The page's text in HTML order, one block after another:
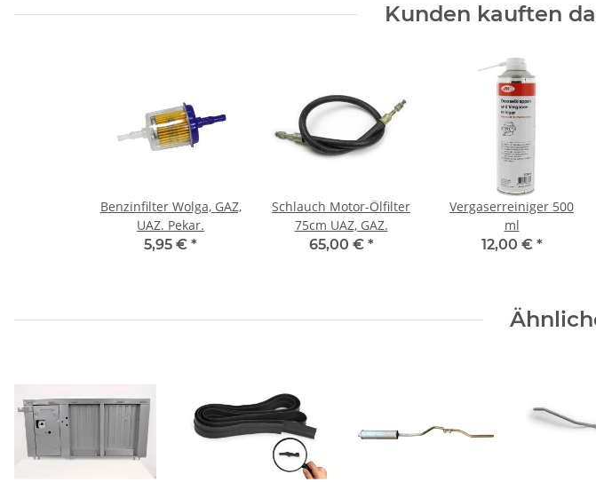
Kunden kauften
Benzinfilter Wolga, GAZ,
UAZ. Pekar.
5,95 € *
Schlauch Motor-Ölfilter
75cm UAZ, GAZ.
65,00 € *
Vergaserreiniger 500
ml
12,00 € *